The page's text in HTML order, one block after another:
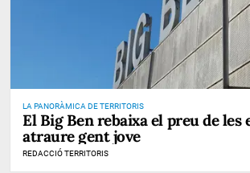
LA PANORÀMICA DE TERRITORIS
El Big Ben rebaixa el preu de les
atraure gent jove
REDACCIÓ TERRITORIS